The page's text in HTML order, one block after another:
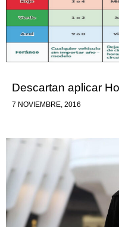
Descartan aplicar
7 NOVIEMBRE, 2016